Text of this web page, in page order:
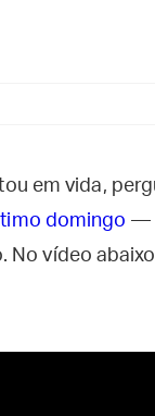
em vida,
domingo —
No vídeo